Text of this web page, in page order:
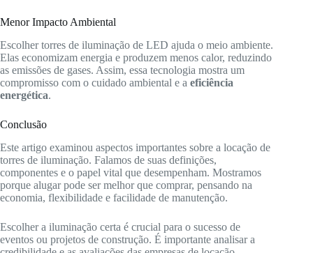
Menor Impacto Ambiental
Escolher torres de iluminação de LED ajuda o meio ambiente.
Elas economizam energia e produzem menos calor, reduzindo
as emissões de gases. Assim, essa tecnologia mostra um
compromisso com o cuidado ambiental e a eficiência
energética.
Conclusão
Este artigo examinou aspectos importantes sobre a locação de
torres de iluminação. Falamos de suas definições,
componentes e o papel vital que desempenham. Mostramos
porque alugar pode ser melhor que comprar, pensando na
economia, flexibilidade e facilidade de manutenção.
Escolher a iluminação certa é crucial para o sucesso de
eventos ou projetos de construção. É importante analisar a